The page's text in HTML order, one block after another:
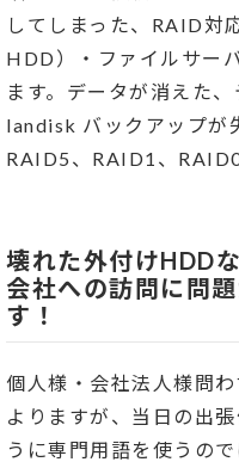
してしまった、RAID対
HDD）・ファイルサー
ます。データが消えた
landisk バックアップが
RAID5、RAID1、
壊れた外付けHDD
会社への訪問に問
す！
個人様・会社法人様問
よりますが、当日の出
うに専門用語を使うの